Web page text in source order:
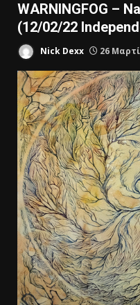
WARNINGFOG –
(12/02/22
Nick Dexx 26